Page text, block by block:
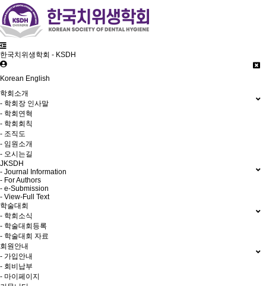
한국치위생학회 - KSDH
Korean English
학회소개
- 학회장 인사말
- 학회연혁
- 학회회칙
- 조직도
- 임원소개
- 오시는길
JKSDH
- Journal Information
- For Authors
- e-Submission
- View-Full Text
학술대회
- 학회소식
- 학술대회등록
- 학술대회 자료
회원안내
- 가입안내
- 회비납부
- 마이페이지